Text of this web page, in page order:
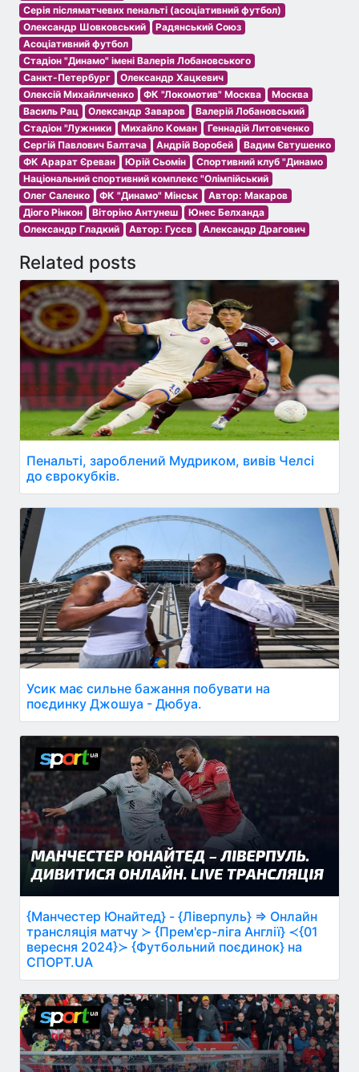
Серія післяматчевих пенальті (асоціативний футбол)
Олександр Шовковський
Радянський Союз
Асоціативний футбол
Стадіон "Динамо" імені Валерія Лобановського
Санкт-Петербург
Олександр Хацкевич
Олексій Михайличенко
ФК "Локомотив" Москва
Москва
Василь Рац
Олександр Заваров
Валерій Лобановський
Стадіон "Лужники
Михайло Коман
Геннадій Литовченко
Сергій Павлович Балтача
Андрій Воробей
Вадим Євтушенко
ФК Арарат Єреван
Юрій Сьомін
Спортивний клуб "Динамо
Національний спортивний комплекс "Олімпійський
Олег Саленко
ФК "Динамо" Мінськ
Автор: Макаров
Діого Рінкон
Віторіно Антунеш
Юнес Белханда
Олександр Гладкий
Автор: Гусєв Александр Драгович
Related posts
Пенальті, зароблений Мудриком, вивів Челсі
до єврокубків.
Усик має сильне бажання побувати на
поєдинку Джошуа - Дюбуа.
{Манчестер Юнайтед} - {Ліверпуль} ⇒ Онлайн
трансляція матчу ≻ {Прем'єр-ліга Англії} ≺{01
вересня 2024}≻ {Футбольний поєдинок} на
СПОРТ.UA